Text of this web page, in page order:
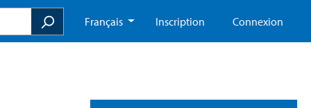
Français Inscription Connexion